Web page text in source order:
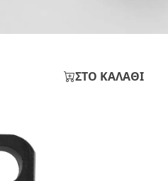
ΣΤΟ ΚΑΛΑΘΙ